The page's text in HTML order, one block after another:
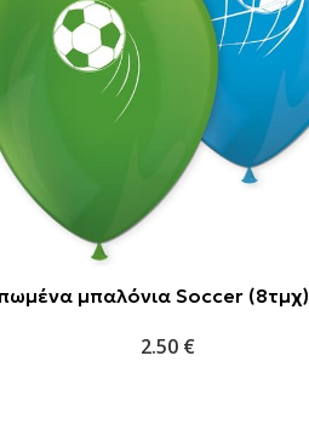
μπαλόνια Soccer (8τμχ)
2.50 €